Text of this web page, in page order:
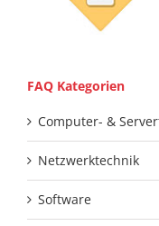
FAQ Kategorien
Computer- &
Netzwerktechnik
Software